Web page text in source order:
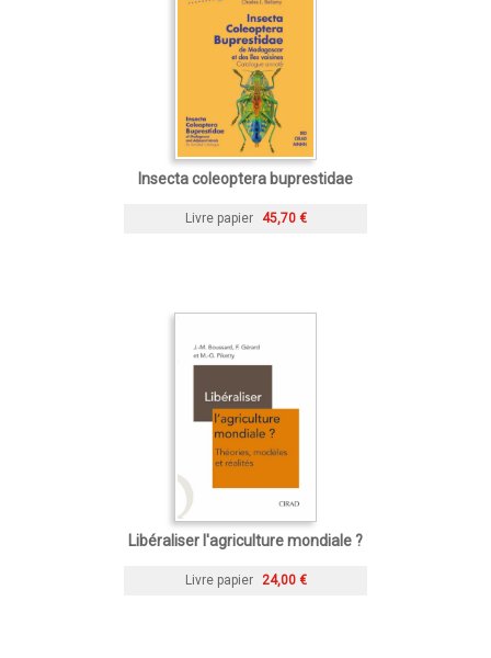
Insecta coleoptera buprestidae
Livre papier 45,70 €
Libéraliser l'agriculture mondiale ?
Livre papier 24,00 €